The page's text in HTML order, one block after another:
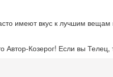
имеют вкус к лучшим
Автор-Козерог! Если вы